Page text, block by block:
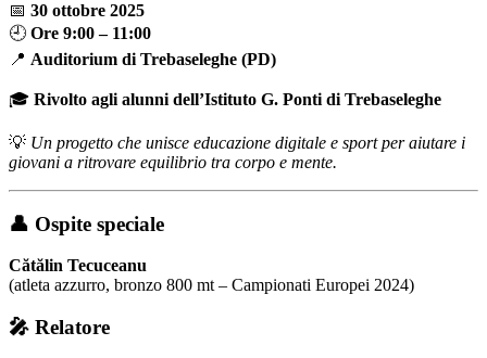
📅 30 ottobre 2025
🕘 Ore 9:00 – 11:00
📍 Auditorium di Trebaseleghe (PD)
🎓 Rivolto agli alunni dell’Istituto G. Ponti di Trebaseleghe
💡 Un progetto che unisce educazione digitale e sport per aiutare i
giovani a ritrovare equilibrio tra corpo e mente.
👤 Ospite speciale
Cătălin Tecuceanu
(atleta azzurro, bronzo 800 mt – Campionati Europei 2024)
🎤 Relatore